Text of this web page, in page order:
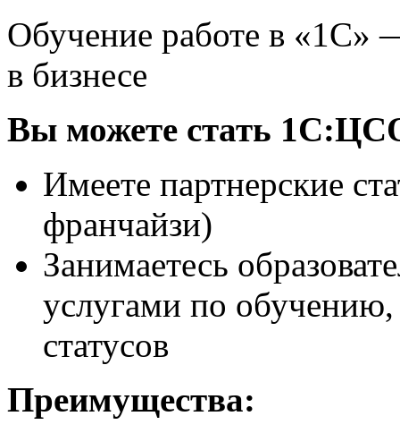
Обучение работе в «1С»
в бизнесе
Вы можете стать
Имеете партнерские
франчайзи)
Занимаетесь
услугами по обучению,
статусов
Преимущества: